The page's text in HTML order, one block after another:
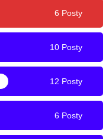
6 Posty
10 Posty
12 Posty
6 Posty